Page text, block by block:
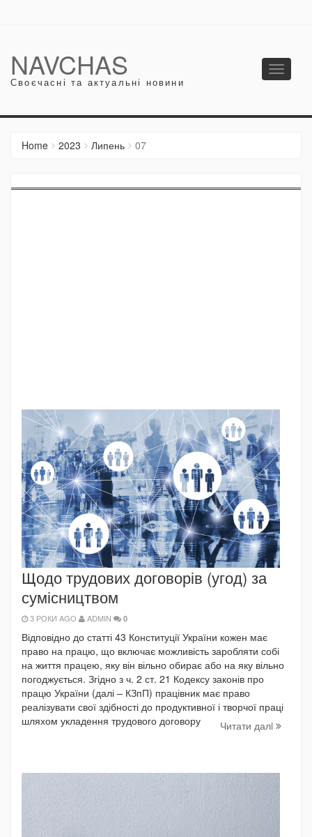
NAVCHAS
Своєчасні та актуальні новини
Toggle
Home 2023 Липень 07
Щодо трудових договорів (угод) за
сумісництвом
3 РОКИ AGO ADMIN 0
Відповідно до статті 43 Конституції України кожен має
право на працю, що включає можливість заробляти собі
на життя працею, яку він вільно обирає або на яку вільно
погоджується. Згідно з ч. 2 ст. 21 Кодексу законів про
працю України (далі – КЗпП) працівник має право
реалізувати свої здібності до продуктивної і творчої праці
шляхом укладення трудового договору
Читати далi